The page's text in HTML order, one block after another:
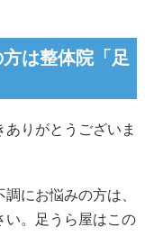
は整体院「足
りがとうございま
にお悩みの方は、
い。足うら屋はこの